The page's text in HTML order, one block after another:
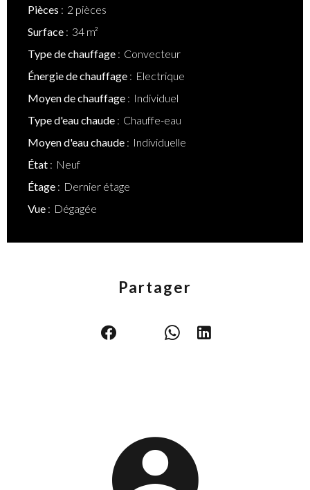
Pièces
2 pièces
Surface
34 m²
Type de chauffage
Convecteur
Énergie de chauffage
Electrique
Moyen de chauffage
Individuel
Type d'eau chaude
Chauffe-eau
Moyen d'eau chaude
Individuelle
État
Neuf
Étage
Dernier étage
Vue
Dégagée
Partager